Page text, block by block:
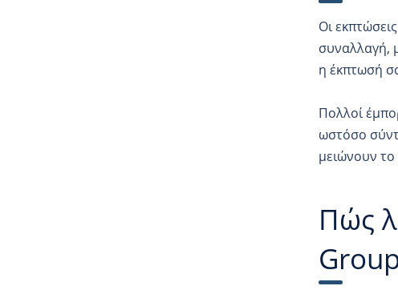
Οι
συναλλαγή,
η έκπτωσή
Πολλοί
ωστόσο
μειώνουν
Πώς